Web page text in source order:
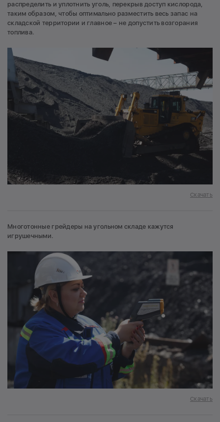
распределить и уплотнить уголь, перекрыв доступ кислорода,
таким образом, чтобы оптимально разместить весь запас на
складской территории и главное – не допустить возгорания
топлива.
Скачать
Многотонные грейдеры на угольном складе кажутся
игрушечными.
Скачать